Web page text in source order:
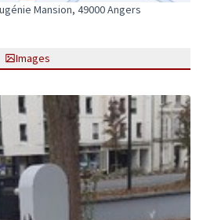
Mansion, 49000 Angers
Images